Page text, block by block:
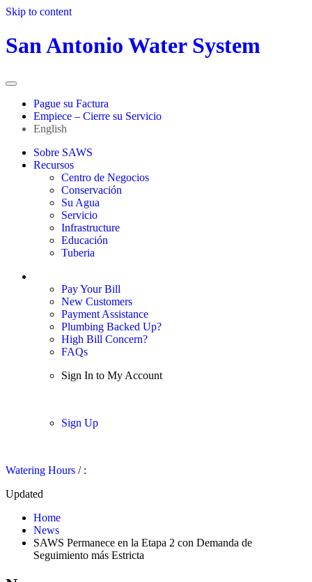
Skip to content
San Antonio Water System
Pague su Factura
Empiece – Cierre su Servicio
English
Sobre SAWS
Recursos
Centro de Negocios
Conservación
Su Agua
Servicio
Infrastructure
Educación
Tuberia
Pay Your Bill
New Customers
Payment Assistance
Plumbing Backed Up?
High Bill Concern?
FAQs
Sign In to My Account
Sign Up
Watering Hours / :
Updated
Home
News
SAWS Permanece en la Etapa 2 con Demanda de
Seguimiento más Estricta